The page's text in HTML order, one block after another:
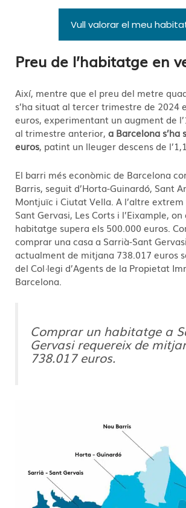
Vull valorar el meu
Preu de l’habitatge en
Així, mentre que el preu del metre
s’ha situat al tercer trimestre de 2024
euros, experimentant un augment de
al trimestre anterior, a Barcelona s’ha
euros, patint un lleuger descens de
El barri més econòmic de Barcelona
Barris, seguit d’Horta-Guinardó, Sant
Montjuïc i Ciutat Vella. A l’altre
Sant Gervasi, Les Corts i l’Eixample,
habitatge supera els 500.000 euros.
comprar una casa a Sarrià-Sant
actualment de mitjana 738.017 euros
del Col·legi d’Agents de la Propietat
Barcelona.
Comprar un habitatge a
Gervasi requereix de
738.017 euros.